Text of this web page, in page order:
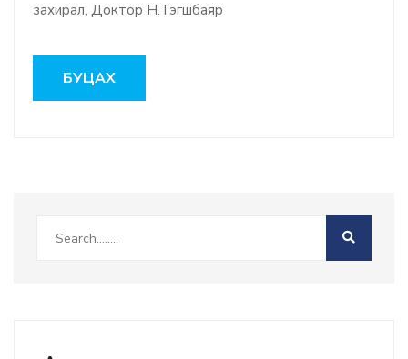
захирал, Доктор Н.Тэгшбаяр
БУЦАХ